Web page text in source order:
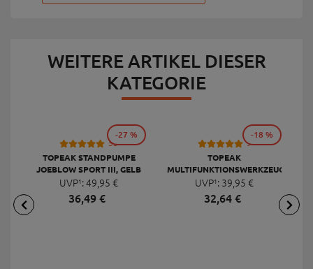
WEITERE ARTIKEL DIESER
KATEGORIE
53
TOPEAK STANDPUMPE
JOEBLOW SPORT III, GELB
UVP¹:49,95 €
36,49€
-27 %
9
TOPEAK
MULTIFUNKTIONSWERKZEUG
MINI 20 PRO
UVP¹: 39,95 €
32,64€
-18 %